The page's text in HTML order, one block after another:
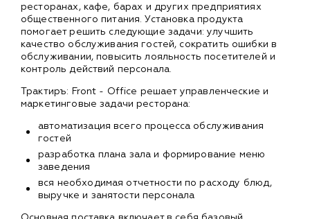
ресторанах, кафе, барах и других предприятиях
общественного питания. Установка продукта
помогает решить следующие задачи: улучшить
качество обслуживания гостей, сократить ошибки в
обслуживании, повысить лояльность посетителей и
контроль действий персонала.
Трактиръ: Front - Office решает управленческие и
маркетинговые задачи ресторана:
автоматизация всего процесса обслуживания
гостей
разработка плана зала и формирование меню
заведения
вся необходимая отчетности по расходу блюд,
выручке и занятости персонала